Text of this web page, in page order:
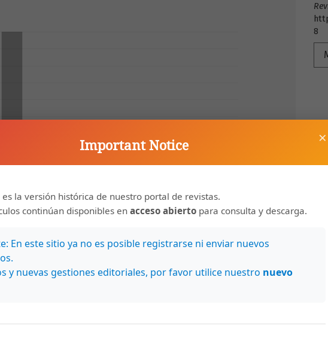
8
a
El método lúdico-ambital de Alfonso López Quintás y sus claves
×
Important Notice
es la versión histórica de nuestro portal de revistas.
continúan disponibles en acceso abierto para consulta y descarga.
En este sitio ya no es posible registrarse ni enviar nuevos
y nuevas gestiones editoriales, por favor utilice nuestro nuevo